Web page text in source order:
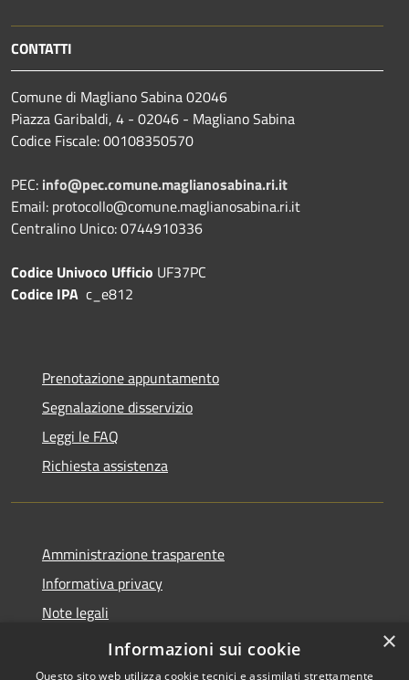
CONTATTI
Comune di Magliano Sabina 02046
Piazza Garibaldi, 4 - 02046 - Magliano Sabina
Codice Fiscale: 00108350570
PEC: info@pec.comune.maglianosabina.ri.it
Email: protocollo@comune.maglianosabina.ri.it
Centralino Unico: 0744910336
Codice Univoco Ufficio UF37PC
Codice IPA c_e812
Prenotazione appuntamento
Segnalazione disservizio
Leggi le FAQ
Richiesta assistenza
Amministrazione trasparente
Informativa privacy
Note legali
Dichiarazione di accessibilità
×
Informazioni sui cookie
Questo sito web utilizza cookie tecnici e assimilati strettamente